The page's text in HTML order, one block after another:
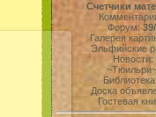
Счетчики
Форум:
Галерея
Эльфийские
Новости:
Библиотека:
Доска
Гостевая